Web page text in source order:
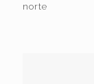
norte